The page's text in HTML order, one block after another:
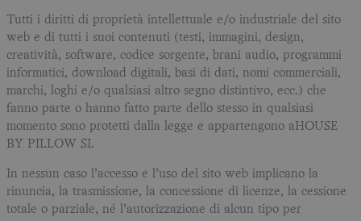
Tutti i diritti di proprietà intellettuale e/o industriale del sito
web e di tutti i suoi contenuti (testi, immagini, design,
creatività, software, codice sorgente, brani audio, programmi
informatici, download digitali, basi di dati, nomi commerciali,
marchi, loghi e/o qualsiasi altro segno distintivo, ecc.) che
fanno parte o hanno fatto parte dello stesso in qualsiasi
momento sono protetti dalla legge e appartengono aHOUSE
BY PILLOW SL
In nessun caso l’accesso e l’uso del sito web implicano la
rinuncia, la trasmissione, la concessione di licenze, la cessione
totale o parziale, né l’autorizzazione di alcun tipo per